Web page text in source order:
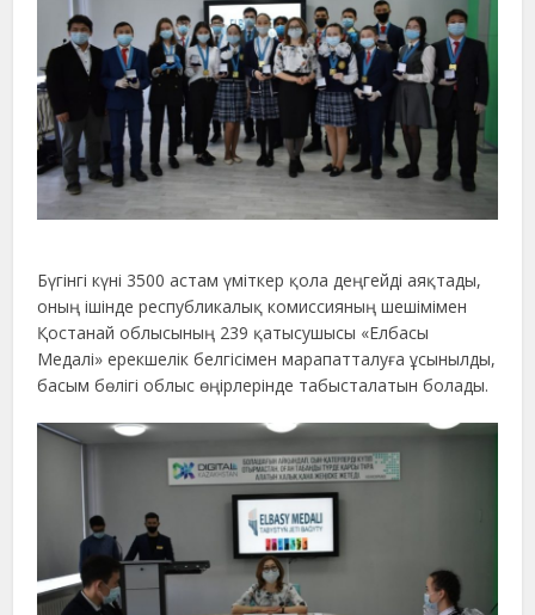
Бүгінгі күні 3500 астам үміткер қола деңгейді аяқтады,
оның ішінде республикалық комиссияның шешімімен
Қостанай облысының 239 қатысушысы «Елбасы
Медалі» ерекшелік белгісімен марапатталуға ұсынылды,
басым бөлігі облыс өңірлерінде табысталатын болады.